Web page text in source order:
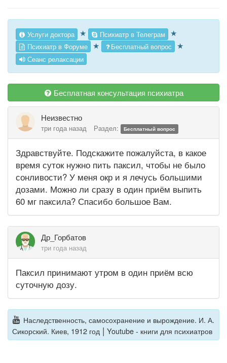
Услуги доктора ★ Психиатр в Телеграм ★
Психиатр в Форуме ★ Бесплатный вопрос ★
Сеанс релаксации
Бесплатная консультация психиатра
Неизвестно
три года назад Раздел: Бесплатный вопрос
Здравствуйте. Подскажите пожалуйста, в какое
время суток нужно пить паксил, чтобы не было
сонливости? У меня окр и я лечусь большими
дозами. Можно ли сразу в один приём выпить
60 мг паксила? Спасибо большое Вам.
Др_Горбатов
три года назад
Паксил принимают утром в один приём всю
суточную дозу.
Наследственность, самосохранение и вырождение. И. А.
Сикорский. Киев, 1912 год | Youtube - книги для психиатров